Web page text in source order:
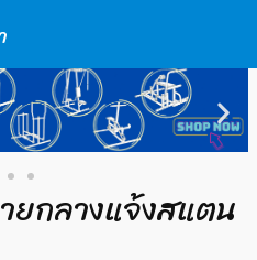
ยกลางแจ้งสแตน